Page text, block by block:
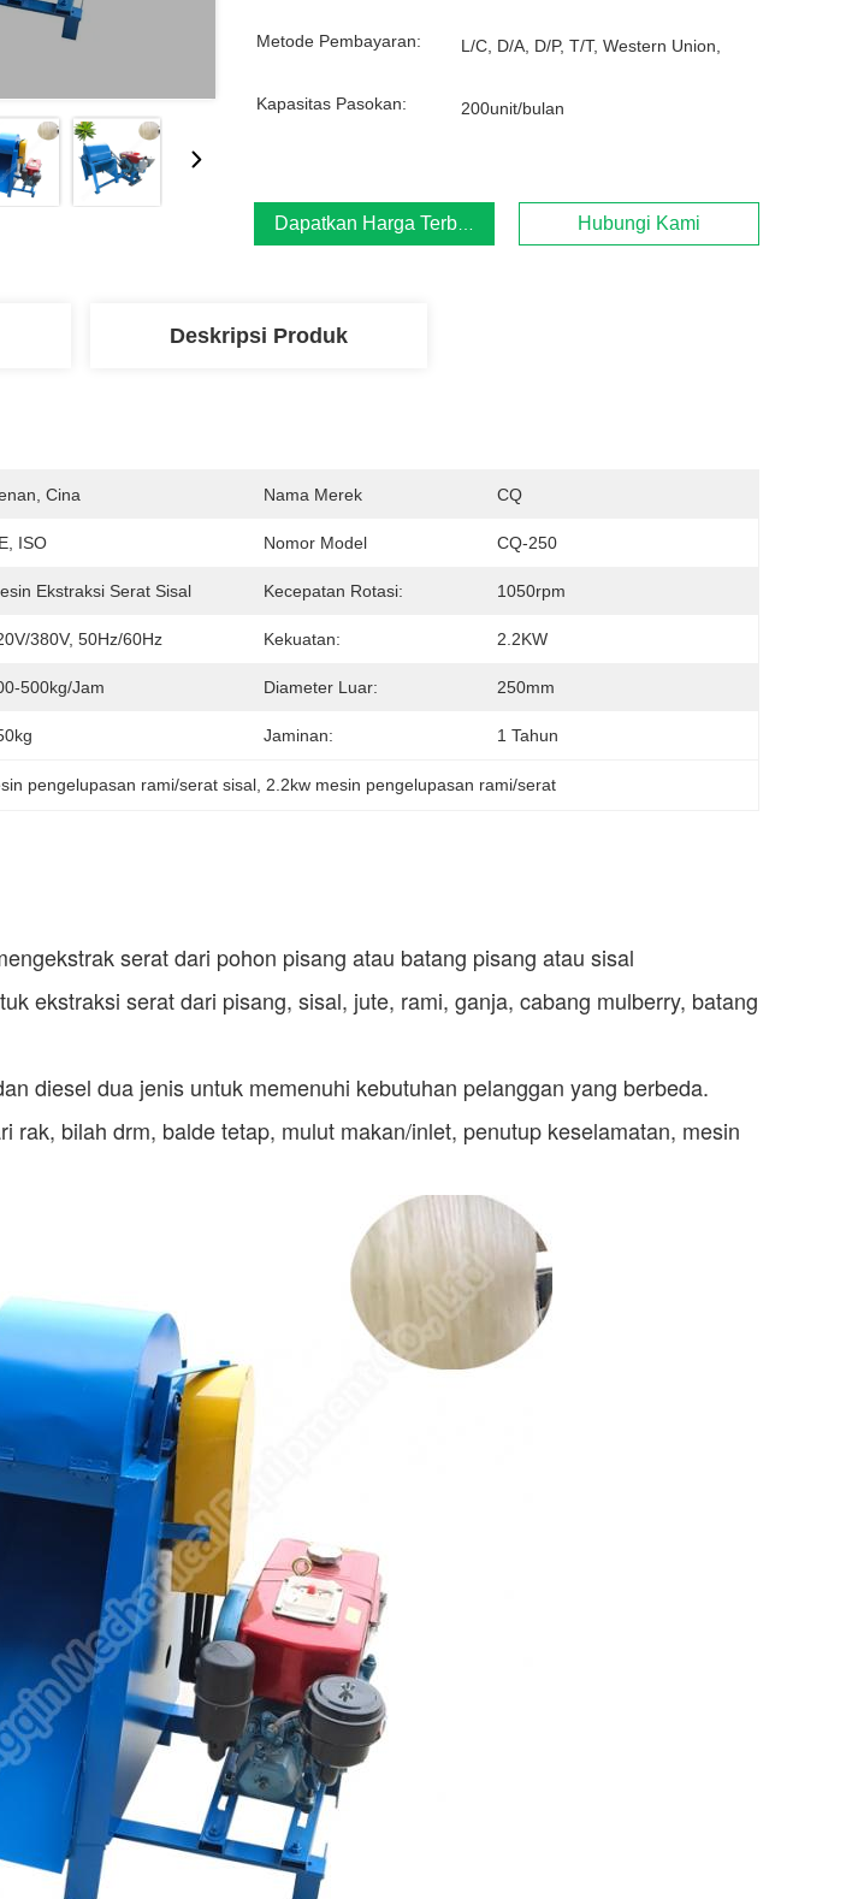
Metode Pembayaran: L/C, D/A, D/P, T/T, Western Union,
Kapasitas Pasokan: 200unit/bulan
Dapatkan Harga Terbaik Hubungi Kami
Deskripsi Produk
Cina Nama Merek CQ
ISO Nomor Model CQ-250
Ekstraksi Serat Sisal Kecepatan Rotasi: 1050rpm
380V, 50Hz/60Hz Kekuatan: 2.2KW
500kg/jam Diameter Luar: 250mm
Jaminan: 1 Tahun
pengelupasan rami/serat sisal 2.2kw mesin pengelupasan rami/serat
serat dari pohon pisang atau batang pisang atau sisal
ekstraksi serat dari pisang, sisal, jute, rami, ganja, cabang mulberry, batang
diesel dua jenis untuk memenuhi kebutuhan pelanggan yang berbeda.
rak, bilah drm, balde tetap, mulut makan/inlet, penutup keselamatan, mesin